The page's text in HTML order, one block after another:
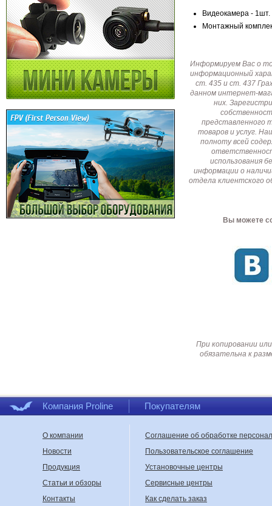
Видеокамера - 1шт.
Монтажный
Информируем Вас о
информационный
ст. 435 и ст. 437
данном интернет-
них.
представленного
товаров и услуг.
полноту всей
использования
информации о
отдела клиентского
Вы можете
При копировании
обязательна к
Компания Proline Покупателям
О компании
Новости
Продукция
Статьи и обзоры
Контакты
Соглашение об обработке
Пользовательское соглашение
Установочные центры
Сервисные центры
Как сделать заказ